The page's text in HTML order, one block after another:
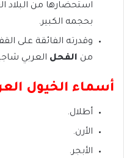
استحضارها من البلاد
بحجمه الكبير.
وقدرته الفائقة على
من الفحل العربي
أسماء الخيول
أطلال.
الأرن.
الأبجر.